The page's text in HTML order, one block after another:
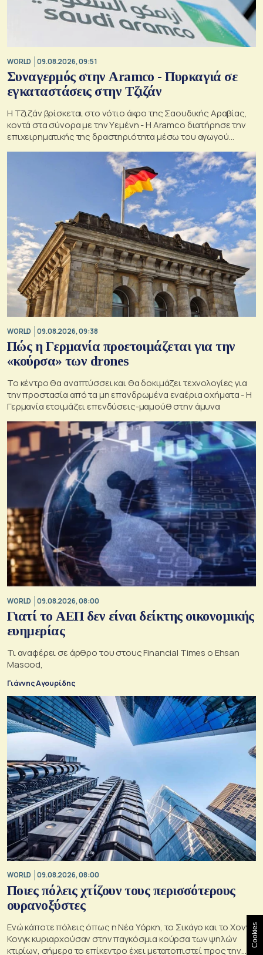
WORLD 09.08.2026, 09:51
Συναγερμός στην Aramco - Πυρκαγιά σε
εγκαταστάσεις στην Τζιζάν
Η Τζιζάν βρίσκεται στο νότιο άκρο της Σαουδικής Αραβίας,
κοντά στα σύνορα με την Υεμένη - Η Aramco διατήρησε την
επιχειρηματικής της δραστηριότητα μέσω του αγωγού
Ανατολής-Δύσης
WORLD 09.08.2026, 09:38
Πώς η Γερμανία προετοιμάζεται για την
«κούρσα» των drones
Το κέντρο θα αναπτύσσει και θα δοκιμάζει τεχνολογίες για
την προστασία από τα μη επανδρωμένα εναέρια οχήματα - Η
Γερμανία ετοιμάζει επενδύσεις-μαμούθ στην άμυνα
WORLD 09.08.2026, 08:00
Γιατί το ΑΕΠ δεν είναι δείκτης οικονομικής
ευημερίας
Τι αναφέρει σε άρθρο του στους Financial Times ο Ehsan
Masood,
Γιάννης Αγουρίδης
WORLD 09.08.2026, 08:00
Ποιες πόλεις χτίζουν τους περισσότερους
ουρανοξύστες
Ενώ κάποτε πόλεις όπως η Νέα Υόρκη, το Σικάγο και το Χονγκ
Κονγκ κυριαρχούσαν στην παγκόσμια κούρσα των ψηλών
κτιρίων, σήμερα το επίκεντρο έχει μετατοπιστεί προς την
Cookies